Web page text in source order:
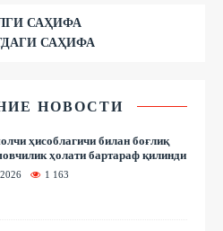
САҲИФА
САҲИФА
НОВОСТИ
ҳисоблагичи билан боғлиқ
ҳолати бартараф қилинди
1 163